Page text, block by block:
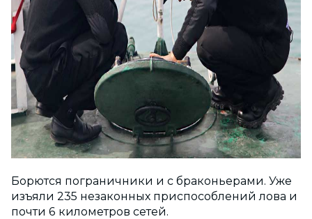
Борются пограничники и с браконьерами. Уже
изъяли 235 незаконных приспособлений лова и
почти 6 километров сетей.